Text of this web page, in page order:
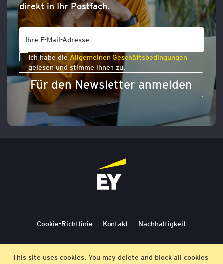
This site uses cookies. You may delete and block all cookies
direkt in Ihr Postfach.
Ich habe dieAllgemeinen Geschäftsbedingungen
gelesen und stimme ihnen zu.
Für den Newsletter anmelden
Cookie-Richtlinie Kontakt Nachhaltigkeit